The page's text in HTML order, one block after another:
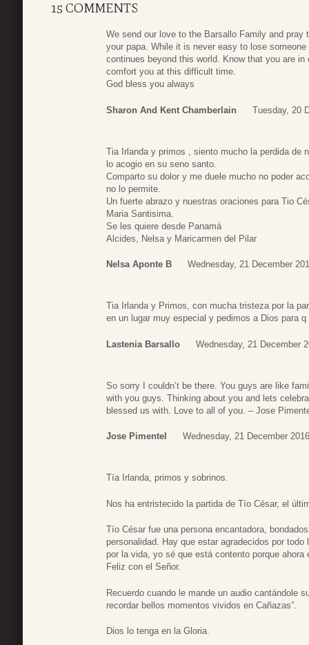
15 COMMENTS
We send our love to the Barsallo Family and
your papa. While it is never easy to lose
continues beyond this world. Know that you are
comfort you at this difficult time.
God bless you always
Sharon And Kent Chamberlain Tuesday, 20
Tia Irlanda y primos , siento mucho la perdida de
lo acogio en su seno santo.
Comparto su dolor y me duele mucho no poder
no lo permite.
Un fuerte abrazo y nuestras oraciones para Tio
Maria Santisima.
Se les quiere desde Panamá
Alcides, Nelsa y Maricarmen del Pilar
Nelsa Aponte B Wednesday, 21 December
Tia Irlanda y Primos, con mucha tristeza por la
en un lugar muy especial y pedimos a Dios para
Lastenia Barsallo Wednesday, 21 December
So sorry I couldn’t be there. You guys are like
with you guys. Thinking about you and lets
blessed us with. Love to all of you. – Jose
Jose Pimentel Wednesday, 21 December
Tía Irlanda, primos y sobrinos.
Nos ha entristecido la partida de Tío César, el
Tío César fue una persona encantadora,
personalidad. Hay que estar agradecidos por
por la vida, yo sé que está contento porque
Feliz con el Señor.
Recuerdo cuando le mande un audio cantándole
recordar bellos momentos vividos en Cañazas”.
Dios lo tenga en la Gloria.